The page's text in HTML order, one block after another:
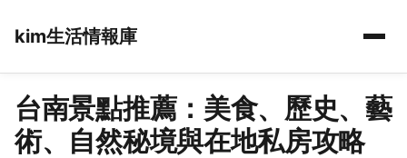
kim生活情報庫
台南景點推薦：美食、歷史、藝
術、自然秘境與在地私房攻略